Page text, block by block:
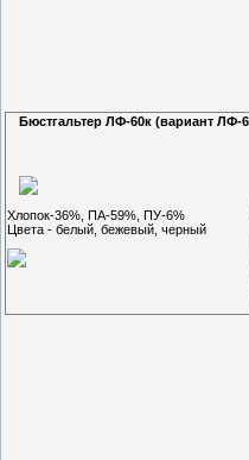
Бюстгальтер ЛФ-60к (вариант ЛФ-
Хлопок-36%, ПА-59%, ПУ-6%
Цвета - белый, бежевый, черный